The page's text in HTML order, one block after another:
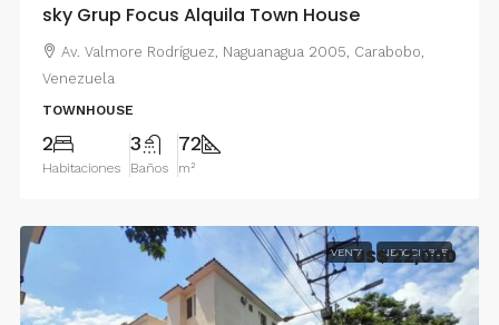
sky Grup Focus Alquila Town House
Av. Valmore Rodríguez, Naguanagua 2005, Carabobo,
Venezuela
TOWNHOUSE
2
Habitaciones
3
Baños
72
m²
VENTA NEGOCIABLE
US$ 22,000